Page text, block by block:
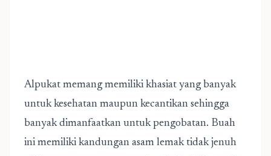
Alpukat memang memiliki khasiat yang banyak
untuk kesehatan maupun kecantikan sehingga
banyak dimanfaatkan untuk pengobatan. Buah
ini memiliki kandungan asam lemak tidak jenuh